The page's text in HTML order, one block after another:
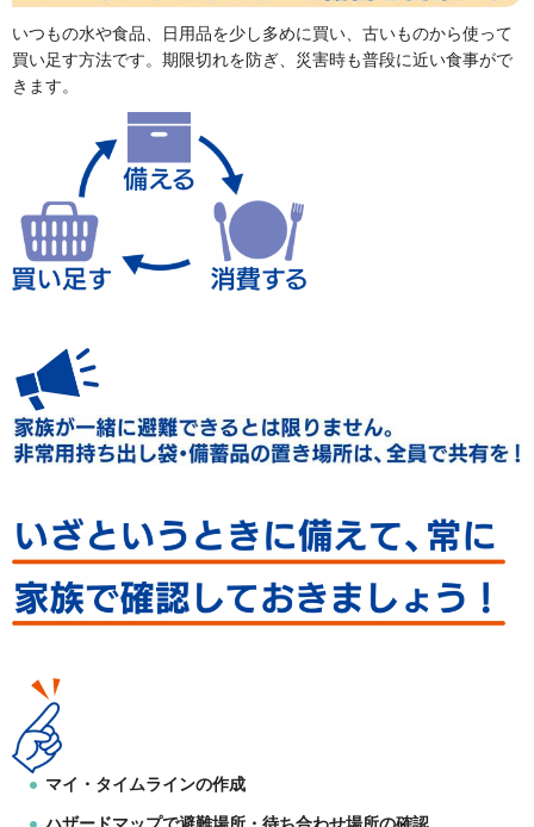
いつもの水や食品、日用品を少し多めに買い、古いものから使って
買い足す方法です。期限切れを防ぎ、災害時も普段に近い食事がで
きます。
マイ・タイムラインの作成